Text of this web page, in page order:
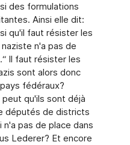
des formulations
Ainsi elle dit:
qu'il faut résister les
n'a pas de
Il faut résister les
sont alors donc
fédéraux?
qu'ils sont déjà
députés de districts
n'a pas de place dans
Lederer? Et encore